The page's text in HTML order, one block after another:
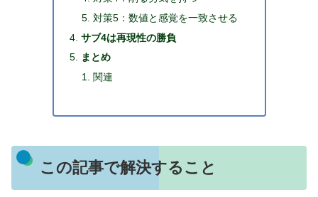
対策5：数値と感覚を一致させる
サブ4は再現性の勝負
まとめ
関連
この記事で解決すること